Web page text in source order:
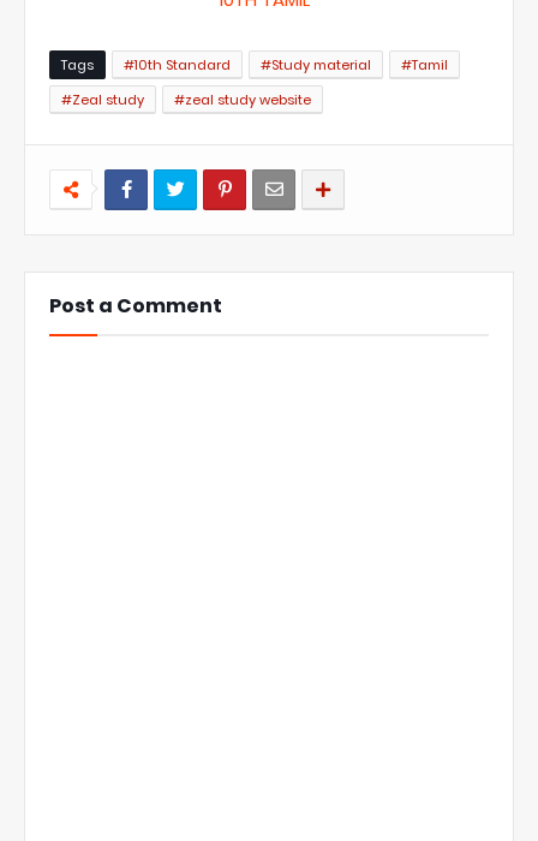
Tags #10th Standard #Study material
#Tamil
#Zeal study
#zeal study website
Post a Comment